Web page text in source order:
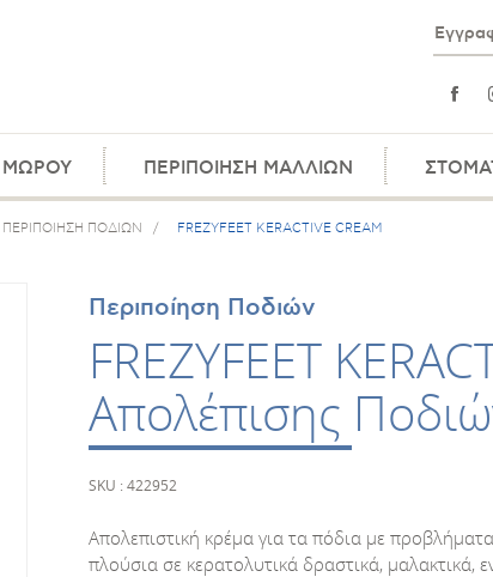
ΜΩΡΟΥ ΠΕΡΙΠΟΙΗΣΗ ΜΑΛΛΙΩΝ
ΠΕΡΙΠΟΙΗΣΗ ΠΟΔΙΩΝ / FREZYFEET KERACTIVE CREAM
Περιποίηση Ποδιών
FREZYFEET
Απολέπισης
SKU : 422952
Απολεπιστική κρέμα για τα πόδια με
πλούσια σε κερατολυτικά δραστικά, μαλακτικά,